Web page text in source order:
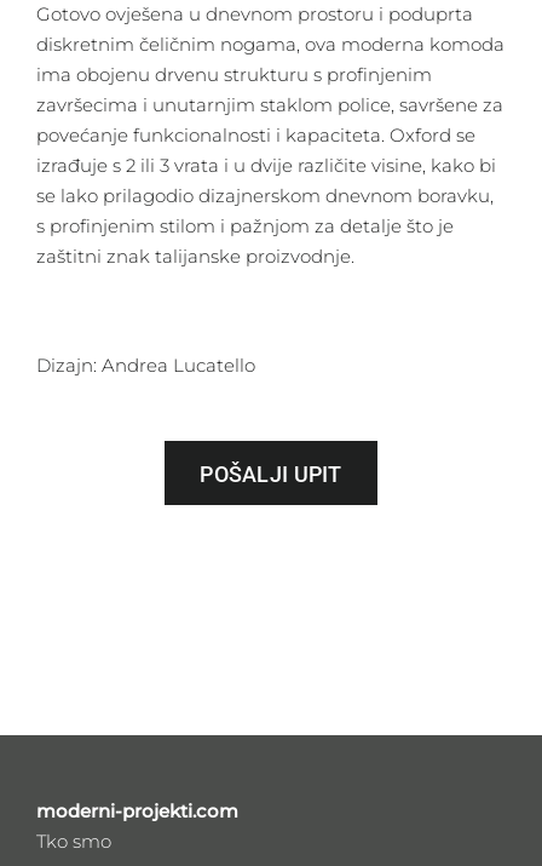
Gotovo ovješena u dnevnom prostoru i poduprta
diskretnim čeličnim nogama, ova moderna komoda
ima obojenu drvenu strukturu s profinjenim
završecima i unutarnjim staklom police, savršene za
povećanje funkcionalnosti i kapaciteta. Oxford se
izrađuje s 2 ili 3 vrata i u dvije različite visine, kako bi
se lako prilagodio dizajnerskom dnevnom boravku,
s profinjenim stilom i pažnjom za detalje što je
zaštitni znak talijanske proizvodnje.
Dizajn: Andrea Lucatello
POŠALJI UPIT
moderni-projekti.com
Tko smo